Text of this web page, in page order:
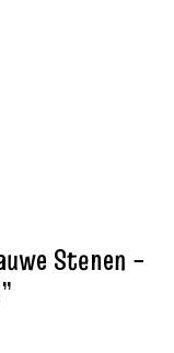
Stenen –